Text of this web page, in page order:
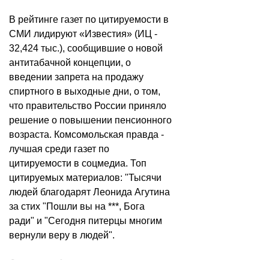
В рейтинге газет по цитируемости в
СМИ лидируют «Известия» (ИЦ -
32,424 тыс.), сообщившие о новой
антитабачной концепции, о
введении запрета на продажу
спиртного в выходные дни, о том,
что правительство России приняло
решение о повышении пенсионного
возраста. Комсомольская правда -
лучшая среди газет по
цитируемости в соцмедиа. Топ
цитируемых материалов: "Тысячи
людей благодарят Леонида Агутина
за стих "Пошли вы на ***, Бога
ради" и "Сегодня питерцы многим
вернули веру в людей".